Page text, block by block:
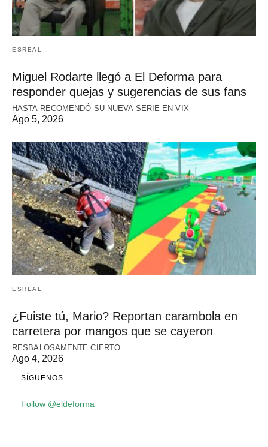
ESREAL
Miguel Rodarte llegó a El Deforma para
responder quejas y sugerencias de sus fans
HASTA RECOMENDÓ SU NUEVA SERIE EN VIX
Ago 5, 2026
ESREAL
¿Fuiste tú, Mario? Reportan carambola en
carretera por mangos que se cayeron
RESBALOSAMENTE CIERTO
Ago 4, 2026
SÍGUENOS
Follow @eldeforma